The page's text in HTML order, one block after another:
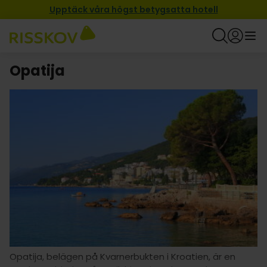
Upptäck våra högst betygsatta hotell
Opatija
Opatija, belägen på Kvarnerbukten i Kroatien, är en